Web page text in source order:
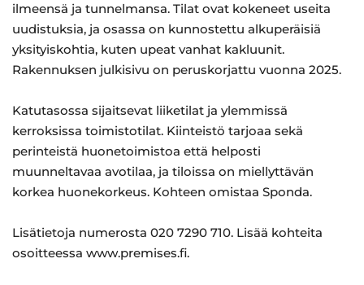
ilmeensä ja tunnelmansa. Tilat ovat kokeneet useita
uudistuksia, ja osassa on kunnostettu alkuperäisiä
yksityiskohtia, kuten upeat vanhat kakluunit.
Rakennuksen julkisivu on peruskorjattu vuonna 2025.
Katutasossa sijaitsevat liiketilat ja ylemmissä
kerroksissa toimistotilat. Kiinteistö tarjoaa sekä
perinteistä huonetoimistoa että helposti
muunneltavaa avotilaa, ja tiloissa on miellyttävän
korkea huonekorkeus. Kohteen omistaa Sponda.
Lisätietoja numerosta 020 7290 710. Lisää kohteita
osoitteessa www.premises.fi.